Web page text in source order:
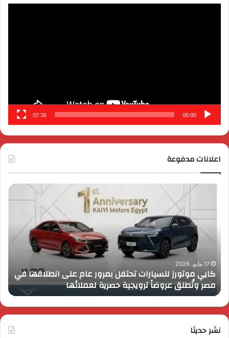
00:00
02:36
اعلانات مدفوعة
للسيارات
تحتفل
عام
انطلاقها
في
مصر
وتُطلق
عروضاً
ترويجية
حصرية
17 مايو، 2026
كايي موتورز للسيارات تحتفل بمرور عام على انطلاقها في
مصر وتُطلق عروضاً ترويجية حصرية لعملائها
نشر حديثا